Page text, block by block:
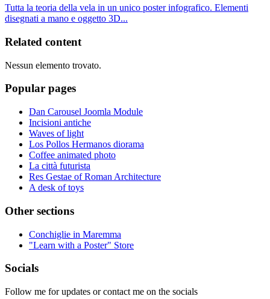
Tutta la teoria della vela in un unico poster infografico. Elementi
disegnati a mano e oggetto 3D...
Related content
Nessun elemento trovato.
Popular pages
Dan Carousel Joomla Module
Incisioni antiche
Waves of light
Los Pollos Hermanos diorama
Coffee animated photo
La città futurista
Res Gestae of Roman Architecture
A desk of toys
Other sections
Conchiglie in Maremma
"Learn with a Poster" Store
Socials
Follow me for updates or contact me on the socials